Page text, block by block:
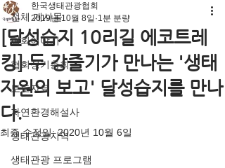
전체 게시물
협회이야기
협회정기총회
보도자료
자연환경해설사
생태관광지역
생태관광 프로그램
[달성습지 10리길 에코트레
킹] 두 강줄기가 만나는 '생태
자원의 보고' 달성습지를 만나
다.
한국생태관광협회
2019년 10월 8일 1분 분량
최종 수정일:2020년 10월 6일